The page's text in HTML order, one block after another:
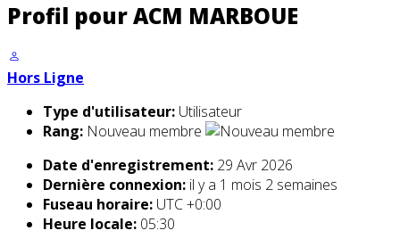
Profil pour ACM MARBOUE
Hors Ligne
Type d'utilisateur: Utilisateur
Rang: Nouveau membre
Date d'enregistrement: 29 Avr 2026
Dernière connexion: il y a 1 mois 2 semaines
Fuseau horaire: UTC +0:00
Heure locale: 05:30